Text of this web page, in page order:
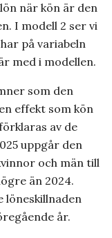
när kön är den
I modell 2 ser vi
på variabeln
med i modellen.
som den
effekt som kön
av de
uppgår den
och män till
än 2024.
löneskillnaden
år.